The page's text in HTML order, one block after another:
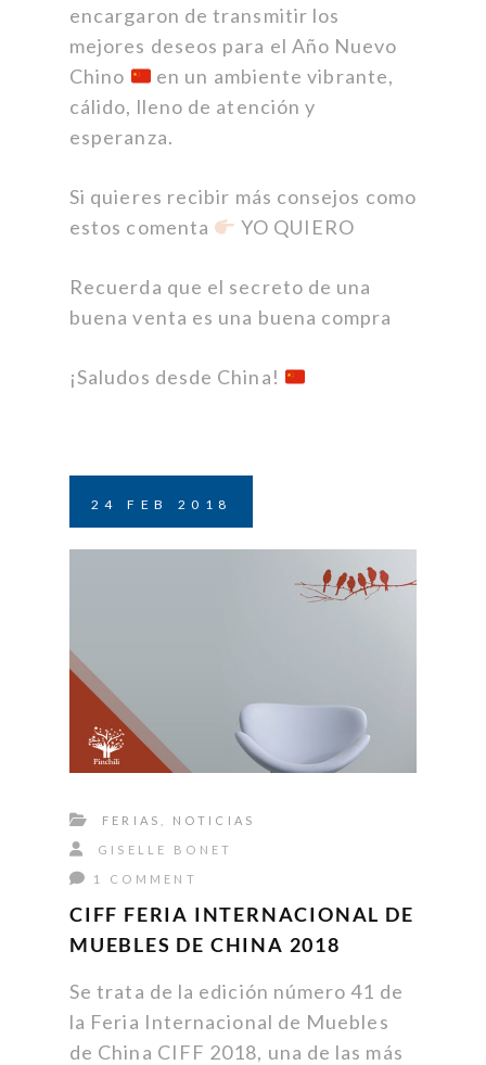
encargaron de transmitir los
mejores deseos para el Año Nuevo
Chino
en un ambiente vibrante,
cálido, lleno de atención y
esperanza.
Si quieres recibir más consejos como
estos comenta
YO QUIERO
Recuerda que el secreto de una
buena venta es una buena compra
¡Saludos desde China!
24 FEB 2018
FERIAS NOTICIAS
GISELLE BONET
1 COMMENT
CIFF FERIA INTERNACIONAL DE
MUEBLES DE CHINA 2018
Se trata de la edición número 41 de
la Feria Internacional de Muebles
de China CIFF 2018, una de las más